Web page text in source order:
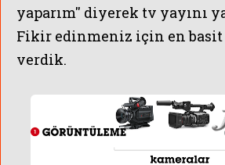
yaparım'' diyerek tv yayını
Fikir edinmeniz için en basit
verdik.